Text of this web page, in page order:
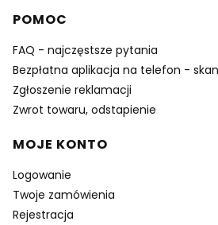
POMOC
FAQ - najczęstsze pytania
Bezpłatna aplikacja na telefon -
Zgłoszenie reklamacji
Zwrot towaru, odstapienie
MOJE KONTO
Logowanie
Twoje zamówienia
Rejestracja